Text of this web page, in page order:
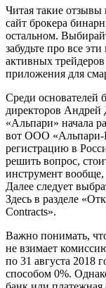
Читая такие
сайт брокера
остальном.
забудьте про все
активных
приложения для
Среди основателей
директоров
«Альпари» начала
вот ООО «Альпари-
регистрацию в
решить вопрос,
инструмент вообще,
Далее следует
Здесь в разделе
Contracts».
Важно понимать,
не взимает
по 31 августа 2018
способом 0%.